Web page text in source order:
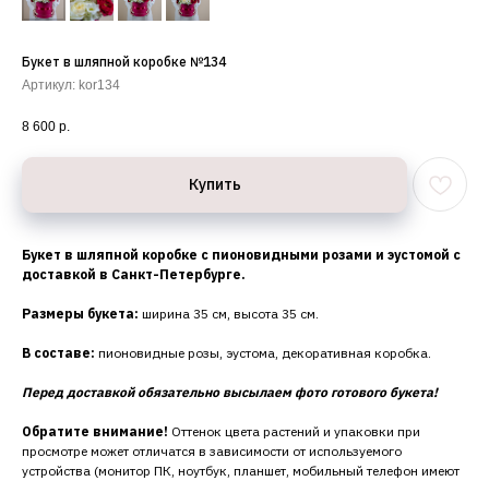
Букет в шляпной коробке №134
Артикул: kor134
8 600 р.
Купить
Букет в шляпной коробке с пионовидными розами и эустомой с
доставкой в Санкт-Петербурге.
Размеры букета: ширина 35 см, высота 35 см.
В составе: пионовидные розы, эустома, декоративная коробка.
Перед доставкой обязательно высылаем фото готового букета!
Обратите внимание! Оттенок цвета растений и упаковки при
просмотре может отличатся в зависимости от используемого
устройства (монитор ПК, ноутбук, планшет, мобильный телефон имеют